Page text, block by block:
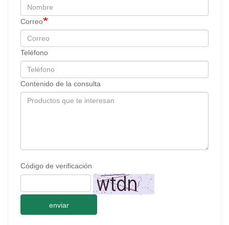
Correo
Teléfono
Contenido de la consulta
Código de verificación
enviar